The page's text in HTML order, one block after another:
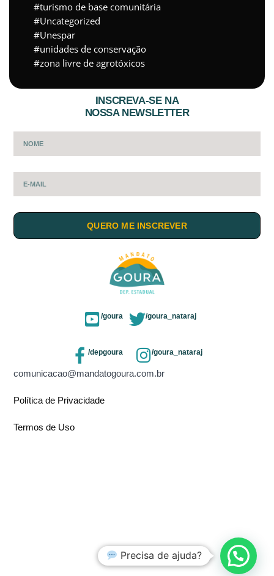
turismo de base comunitária
Uncategorized
Unespar
unidades de conservação
zona livre de agrotóxicos
INSCREVA-SE NA
NOSSA NEWSLETTER
QUERO ME INSCREVER
/goura /goura_nataraj
/depgoura /goura_nataraj
comunicacao@mandatogoura.com.br
Política de Privacidade
Termos de Uso
Precisa de ajuda?